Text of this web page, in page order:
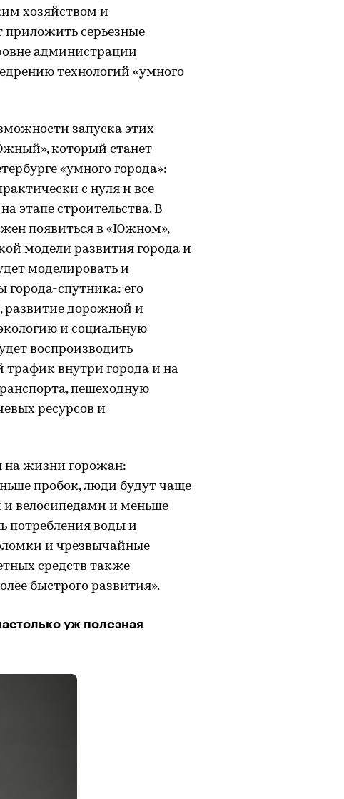
хозяйством и
приложить серьезные
администрации
технологий «умного
запуска этих
который станет
«умного города»:
с нуля и все
этапе строительства. В
появиться в «Южном»,
модели развития города и
моделировать и
города-спутника: его
развитие дорожной и
и социальную
воспроизводить
внутри города и на
пешеходную
ресурсов и
на жизни горожан:
пробок, люди будут чаще
и велосипедами и меньше
потребления воды и
и чрезвычайные
средств также
быстрого развития».
уж полезная